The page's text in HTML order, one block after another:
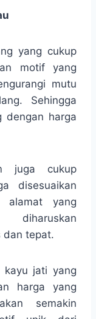
yang cukup
motif yang
mutu
Sehingga
dengan harga
juga cukup
disesuaikan
alamat yang
dan tepat.
kayu jati yang
harga yang
semakin